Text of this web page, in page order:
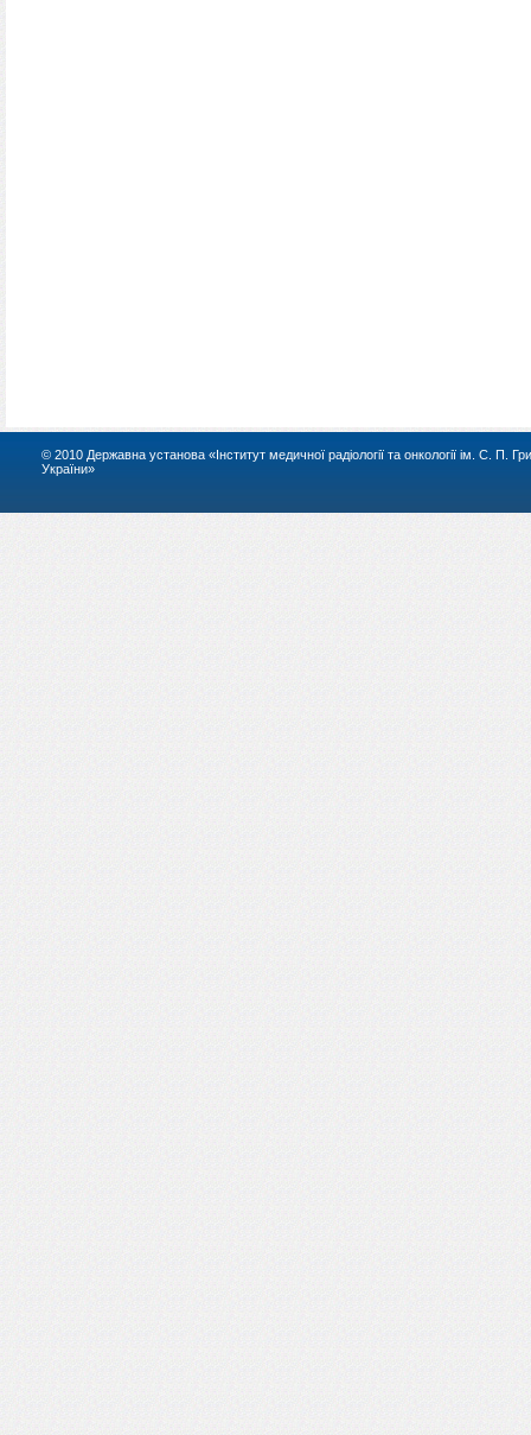
© 2010 Державна установа «Інститут медичної радіології та онкології ім. С. П.
України»